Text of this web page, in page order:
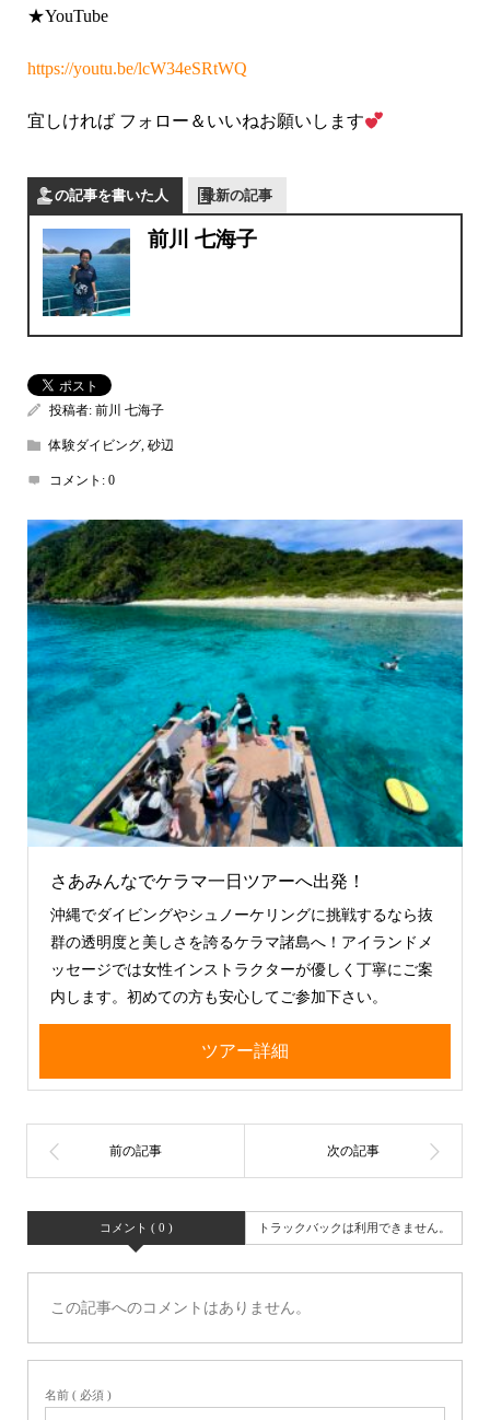
★YouTube
https://youtu.be/lcW34eSRtWQ
宜しければ フォロー＆いいねお願いします
この記事を書いた人 最新の記事
前川 七海子
投稿者: 前川 七海子
体験ダイビング, 砂辺
コメント: 0
さあみんなでケラマ一日ツアーへ出発！
沖縄でダイビングやシュノーケリングに挑戦するなら抜
群の透明度と美しさを誇るケラマ諸島へ！アイランドメ
ッセージでは女性インストラクターが優しく丁寧にご案
内します。初めての方も安心してご参加下さい。
ツアー詳細
コメント ( 0 ) トラックバックは利用できません。
この記事へのコメントはありません。
名前 ( 必須 )